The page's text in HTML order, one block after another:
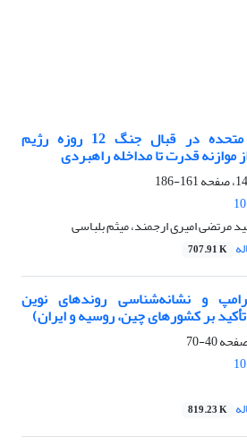
سیاست خارجی ایالات متحده در قبال جنگ 12 روزه رژیم
موازنه قدرت تا مداخله راهبردی
161-186
مرتضی امیری ارجمند، میثم بلباسی
707.91 K
و نشانه‌شناسی روندهای نوین
بر کشورهای چین، روسیه و ایران)
40-70
819.23 K